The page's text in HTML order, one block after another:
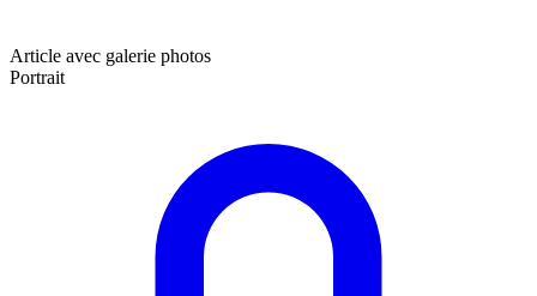
Article avec galerie photos
Portrait